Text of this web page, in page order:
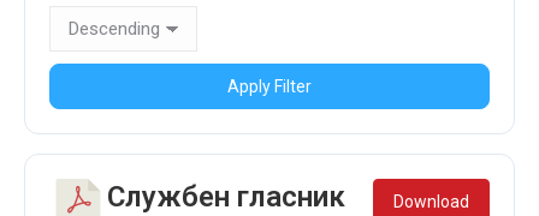
Apply Filter
Службен гласник
Download